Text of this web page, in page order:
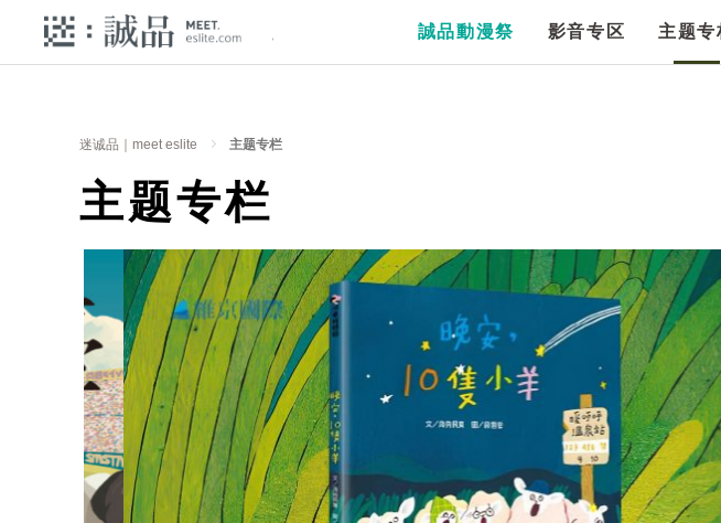
誠品動漫祭 影音专区 主题专
迷诚品｜meet eslite 主题专栏
主题专栏